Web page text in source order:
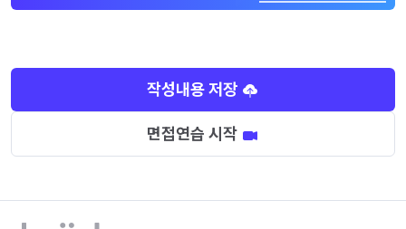
작성내용 저장
면접연습 시작